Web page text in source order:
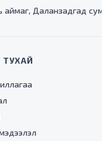
аймаг, Даланзадгад